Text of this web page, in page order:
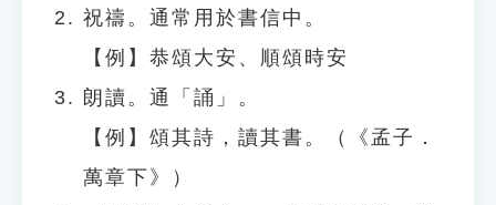
祝禱。通常用於書信中。
【例】恭頌大安、順頌時安
朗讀。通「誦」。
【例】頌其詩，讀其書。（《孟子．
萬章下》）